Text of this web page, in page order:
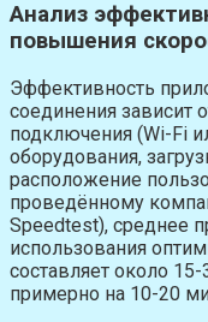
Анализ
повышения
Эффективность
соединения зависит
подключения (Wi-Fi
оборудования,
расположение
проведённому
Speedtest), среднее
использования
составляет около
примерно на 10-20